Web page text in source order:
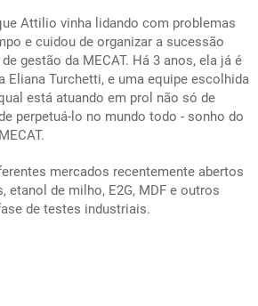
Attilio vinha lidando com problemas
e cuidou de organizar a sucessão
gestão da MECAT. Há 3 anos, ela já é
Eliana Turchetti, e uma equipe escolhida
está atuando em prol não só de
perpetuá-lo no mundo todo - sonho do
mercados recentemente abertos
etanol de milho, E2G, MDF e outros
de testes industriais.